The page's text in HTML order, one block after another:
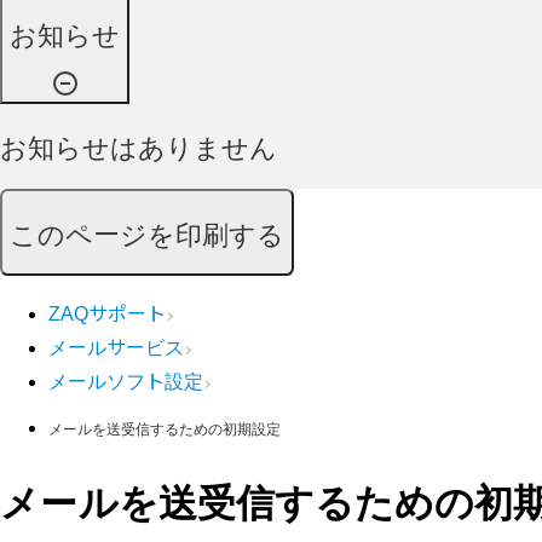
お知らせ
お知らせはありません
このページを印刷する
ZAQサポート
メールサービス
メールソフト設定
メールを送受信するための初期設定
メールを送受信するための初